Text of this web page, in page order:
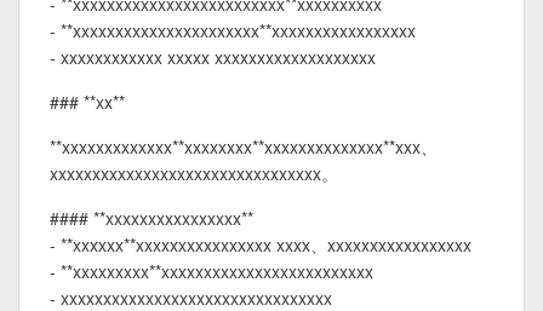
- **xxxxxxxxxxxxxxxxxxxxxx**xxxxxxxxxxxxxxxxx
- xxxxxxxxxxxx xxxxx xxxxxxxxxxxxxxxxxxx
### **xx**
**xxxxxxxxxxxxx**xxxxxxxx**xxxxxxxxxxxxxx**xxx、
xxxxxxxxxxxxxxxxxxxxxxxxxxxxxxxx。
#### **xxxxxxxxxxxxxxxx**
- **xxxxxx**xxxxxxxxxxxxxxxx xxxx、xxxxxxxxxxxxxxxxx
- **xxxxxxxxx**xxxxxxxxxxxxxxxxxxxxxxxxx
- xxxxxxxxxxxxxxxxxxxxxxxxxxxxxxxx